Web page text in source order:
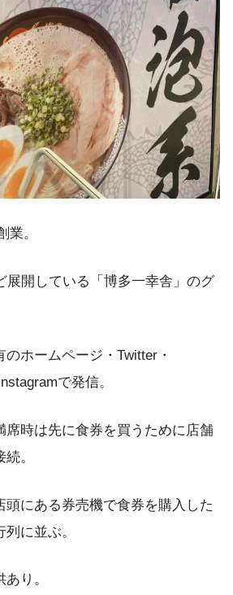
業。
展開している「博多一幸舎」のグ
ホームページ・Twitter・
で発信。
席時は先に食券を買うために店舗
。
頭にある券売機で食券を購入した
に並ぶ。
り。